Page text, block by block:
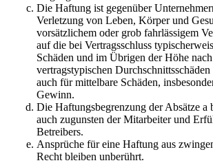
Die Haftung ist gegenüber
Verletzung von Leben, Körper und
vorsätzlichem oder grob fahrlässigem
auf die bei Vertragsschluss
Schäden und im Übrigen der Höhe
vertragstypischen
auch für mittelbare Schäden,
Gewinn.
Die Haftungsbegrenzung der Absätze a
auch zugunsten der Mitarbeiter und
Betreibers.
Ansprüche für eine Haftung aus
Recht bleiben unberührt.